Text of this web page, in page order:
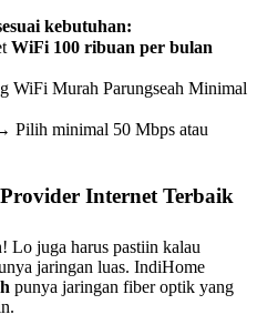
kebutuhan:
WiFi 100 ribuan per bulan
WiFi Murah Parungseah Minimal
Pilih minimal 50 Mbps atau
Internet Terbaik
Lo juga harus pastiin kalau
jaringan luas. IndiHome
punya jaringan fiber optik yang